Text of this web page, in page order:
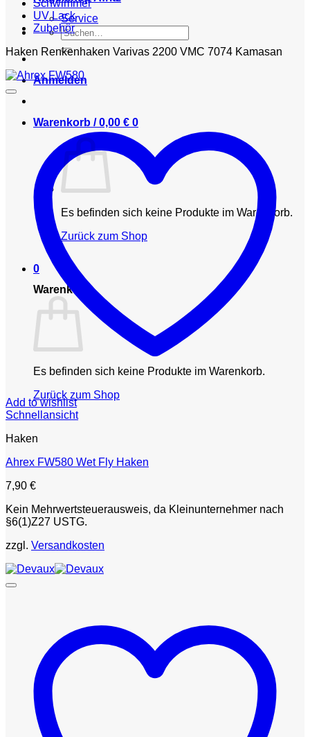
Service
Suchen
nach:
Anmelden
Warenkorb /0,00 € 0
Es befinden sich keine Produkte im Warenkorb.
Zurück zum Shop
0
Warenkorb
Es befinden sich keine Produkte im Warenkorb.
Zurück zum Shop
Schwimmer
UV Lack
Zubehör
Haken Renkenhaken Varivas 2200 VMC 7074 Kamasan
Add to wishlist
Schnellansicht
Haken
Ahrex FW580 Wet Fly Haken
7,90 €
Kein Mehrwertsteuerausweis, da Kleinunternehmer nach
§6(1)Z27 USTG.
zzgl. Versandkosten